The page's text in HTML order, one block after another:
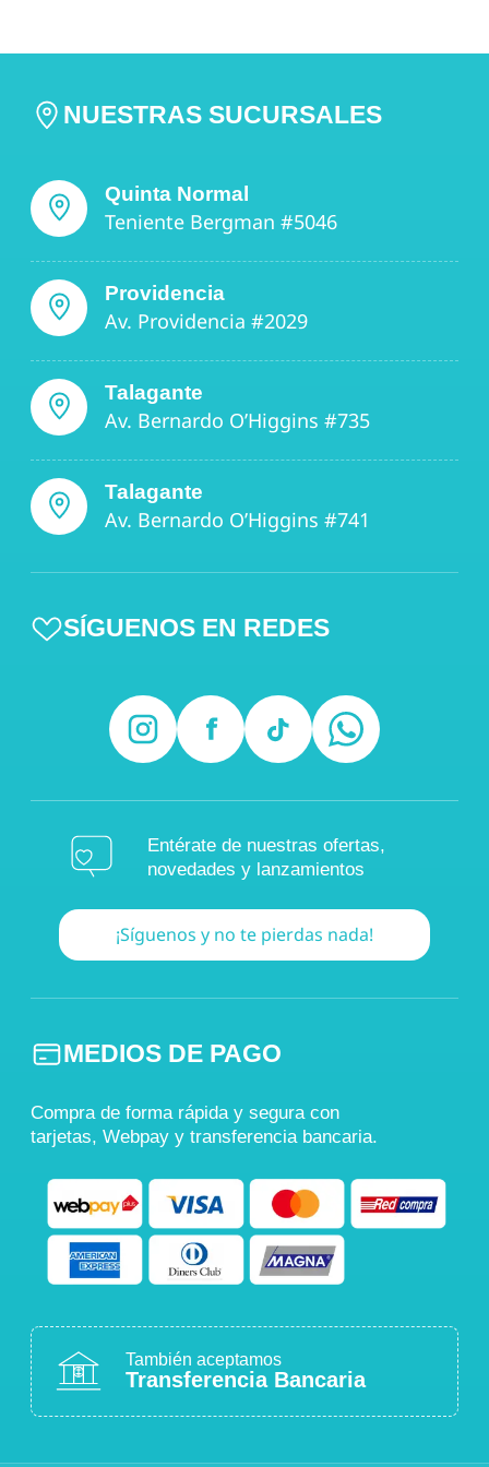
NUESTRAS SUCURSALES
Quinta Normal
Teniente Bergman #5046
Providencia
Av. Providencia #2029
Talagante
Av. Bernardo O’Higgins #735
Talagante
Av. Bernardo O’Higgins #741
SÍGUENOS EN REDES
Entérate de nuestras ofertas,
novedades y lanzamientos
¡Síguenos y no te pierdas nada!
MEDIOS DE PAGO
Compra de forma rápida y segura con
tarjetas, Webpay y transferencia bancaria.
También aceptamos
Transferencia Bancaria